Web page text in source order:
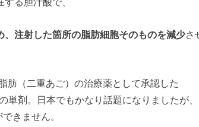
注射した箇所の脂肪細胞そのものを減少さ
肪（二重あご）の治療薬として承認した
単剤。日本でもかなり話題になりましたが
きません。